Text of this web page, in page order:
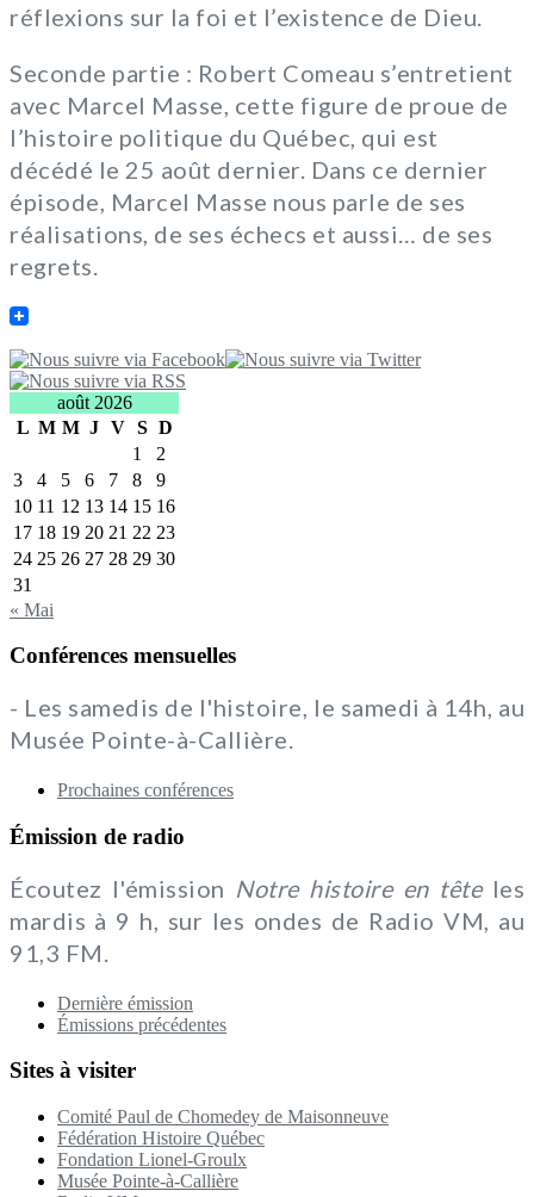
réflexions sur la foi et l’existence de Dieu.
Seconde partie : Robert Comeau s’entretient
avec Marcel Masse, cette figure de proue de
l’histoire politique du Québec, qui est
décédé le 25 août dernier. Dans ce dernier
épisode, Marcel Masse nous parle de ses
réalisations, de ses échecs et aussi… de ses
regrets.
août 2026
L M M J V S D
1
2
3
4 5 6 7 8
9
10 11 12 13 14 15 16
17 18 19 20 21 22 23
24 25 26 27 28 29 30
31
« Mai
Conférences mensuelles
- Les samedis de l'histoire, le samedi à 14h, au
Musée Pointe-à-Callière.
Prochaines conférences
Émission de radio
Écoutez l'émission Notre histoire en têteles
mardis à 9 h, sur les ondes de Radio VM, au
91,3 FM.
Dernière émission
Émissions précédentes
Sites à visiter
Comité Paul de Chomedey de Maisonneuve
Fédération Histoire Québec
Fondation Lionel-Groulx
Musée Pointe-à-Callière